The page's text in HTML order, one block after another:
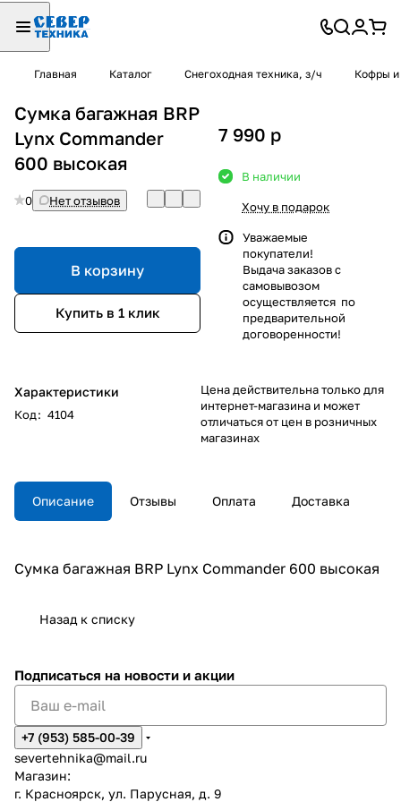
Главная Каталог Снегоходная техника, з/ч Кофры и
Сумка багажная BRP
Lynx Commander
600 высокая
0 Нет отзывов
В корзину
Купить в 1 клик
Характеристики
Код: 4104
7 990 p
В наличии
Хочу в подарок
Уважаемые
покупатели!
Выдача заказов с
самовывозом
осуществляется по
предварительной
договоренности!
Цена действительна только для
интернет-магазина и может
отличаться от цен в розничных
магазинах
Описание Отзывы Оплата Доставка
Сумка багажная BRP Lynx Commander 600 высокая
Назад к списку
Подписаться на новости и акции
+7 (953) 585-00-39
severtehnika@mail.ru
Магазин:
г. Красноярск, ул. Парусная, д. 9